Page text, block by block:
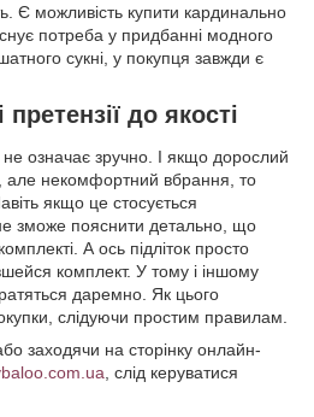
Є можливість купити кардинально
потреба у придбанні модного
сукні, у покупця завжди є
до якості
означає зручно. І якщо дорослий
але некомфортний вбрання, то
якщо це стосується
не зможе пояснити детально, що
А ось підліток просто
комплект. У тому і іншому
даремно. Як цього
слідуючи простим правилам.
заходячи на сторінку онлайн-
, слід керуватися